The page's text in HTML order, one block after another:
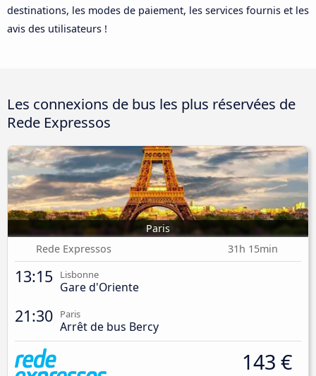
destinations, les modes de paiement, les services fournis et les
avis des utilisateurs !
Les connexions de bus les plus réservées de
Rede Expressos
Paris
Rede Expressos
31h 15min
13:15 Lisbonne
Gare d'Oriente
21:30 Paris
Arrêt de bus Bercy
143 €